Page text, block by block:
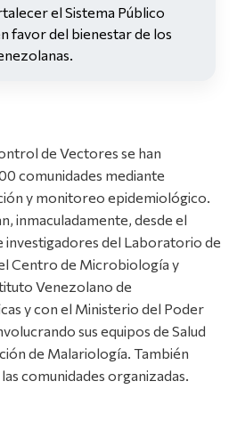
el Sistema Público
favor del bienestar de los
de Vectores se han
comunidades mediante
y monitoreo epidemiológico.
inmaculadamente, desde el
investigadores del Laboratorio de
Centro de Microbiología y
Venezolano de
y con el Ministerio del Poder
sus equipos de Salud
de Malariología. También
comunidades organizadas.